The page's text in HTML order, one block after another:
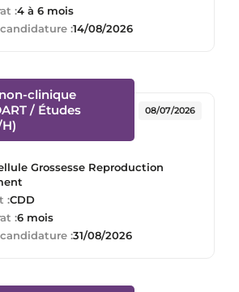
:4 à 6 mois
:14/08/2026
clinique
/ Études
Grossesse Reproduction
:CDD
:6 mois
08/07/2026
:31/08/2026